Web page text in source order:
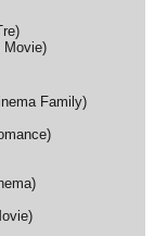
)
Movie)
Family)
)
)
)